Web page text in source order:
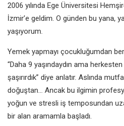
2006 yılında Ege Üniversitesi
İzmir’e geldim. O günden bu yana,
yaşıyorum.
Yemek yapmayı çocukluğumdan
“Daha 9 yaşındaydın ama
şaşırırdık” diye anlatır. Aslında
doğuştan… Ancak bu ilgimin
yoğun ve stresli iş temposundan
bir alan aramamla başladı.